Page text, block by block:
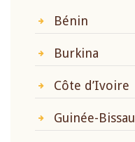
Bénin
Burkina
Côte d’Ivoire
Guinée-Bissau